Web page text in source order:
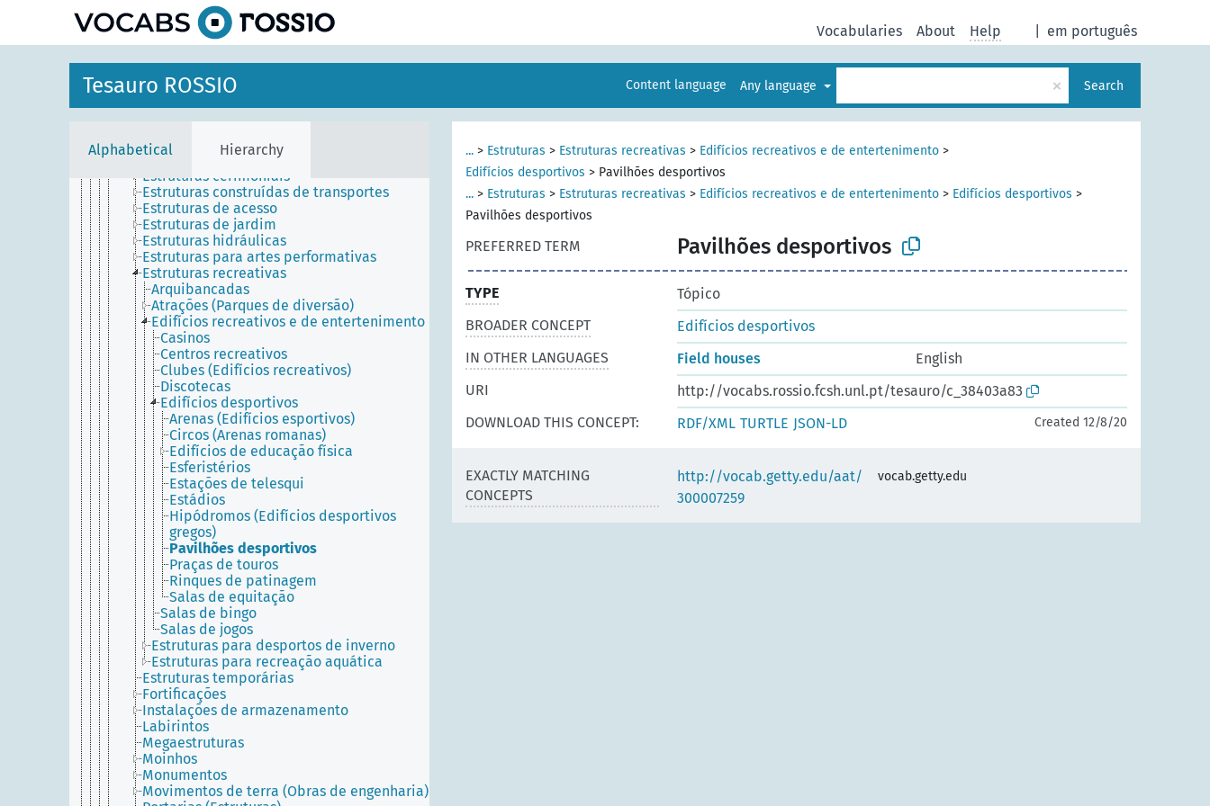
em português
Vocabularies About Help
Tesauro ROSSIO Content language Any language × Search
Alphabetical Hierarchy
Antigas estruturas
Casas móveis
Construções em terra
Edifícios
Edifícios e estruturas agrícolas
Edifícios e estruturas científicos
Edifícios e estruturas construídas
industriais
Edifícios e estruturas de comunicação
Estruturas abandonadas
Estruturas cerimoniais
Estruturas construídas de transportes
Estruturas de acesso
Estruturas de jardim
Estruturas hidráulicas
Estruturas para artes performativas
Estruturas recreativas
Arquibancadas
Atrações (Parques de diversão)
Edifícios recreativos e de entertenimento
Casinos
Centros recreativos
Clubes (Edifícios recreativos)
Discotecas
Edifícios desportivos
Arenas (Edifícios esportivos)
Circos (Arenas romanas)
Edifícios de educação física
Esferistérios
Estações de telesqui
Estádios
Hipódromos (Edifícios desportivos
gregos)
Pavilhões desportivos
Praças de touros
Rinques de patinagem
Salas de equitação
Salas de bingo
Salas de jogos
Estruturas para desportos de inverno
Estruturas para recreação aquática
Estruturas temporárias
Fortificações
Instalações de armazenamento
Labirintos
Megaestruturas
Moinhos
Monumentos
Movimentos de terra (Obras de engenharia)
... > Estruturas > Estruturas recreativas > Edifícios recreativos e de entertenimento >
Edifícios desportivos > Pavilhões desportivos
... > Estruturas > Estruturas recreativas > Edifícios recreativos e de entertenimento > Edifícios desportivos >
Pavilhões desportivos
PREFERRED TERM Pavilhões desportivos
TYPE
Tópico
BROADER CONCEPT
Edifícios desportivos
IN OTHER LANGUAGES
Field houses
English
URI
http://vocabs.rossio.fcsh.unl.pt/tesauro/c_38403a83
DOWNLOAD THIS CONCEPT:
RDF/XML TURTLE JSON-LD Created 12/8/20
EXACTLY MATCHING
CONCEPTS
http://vocab.getty.edu/aat/
300007259
vocab.getty.edu